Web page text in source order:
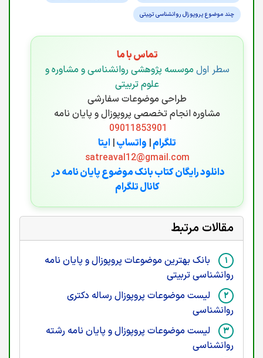
چند موضوع پروپوزال روانشناسی تربیتی
تماس با ما
سطر اول موسسه پژوهشی روانشناسی و مشاوره و
علوم تربیتی
طراحی موضوعات سفارشی
مشاوره انجام تخصصی پروپوزال و پایان نامه
09011853901
تلگرام| واتساپ| ایتا
satreaval12@gmail.com
دانلود رایگان کتاب بانک موضوع پایان نامه در
کانال تلگرام
مقالات مرتبط
بانک بهترین موضوعات پروپوزال و پایان نامه
روانشناسی تربیتی
لیست موضوعات پروپوزال رساله دکتری
روانشناسی
لیست موضوعات پروپوزال و پایان نامه رشته
روانشناسی